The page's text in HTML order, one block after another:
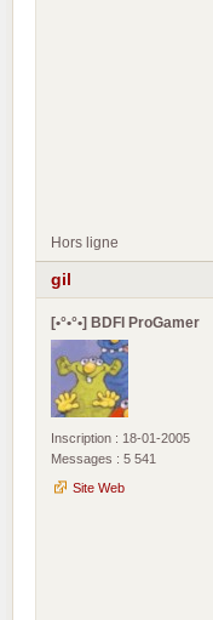
Hors ligne
gil
[•°•°•] BDFI ProGamer
Inscription : 18-01-2005
Messages : 5 541
Site Web